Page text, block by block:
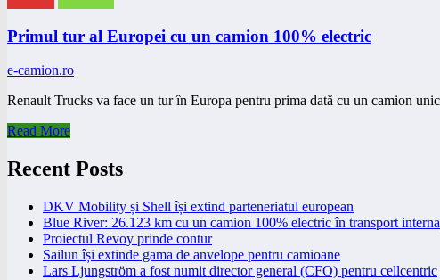
Primul tur al Europei cu un camion 100% electric
e-camion.ro
Renault Trucks va face un tur în Europa pentru prima dată cu un camion
Read More
Recent Posts
DKV Mobility și Shell își extind parteneriatul european
Blue River: 26.123 km cu un camion 100% electric în transport
Proiectul Revoy prinde contur
Sailun își extinde gama de anvelope pentru camioane
Lars Ljungström a fost numit director general (CFO) pentru cellcentric